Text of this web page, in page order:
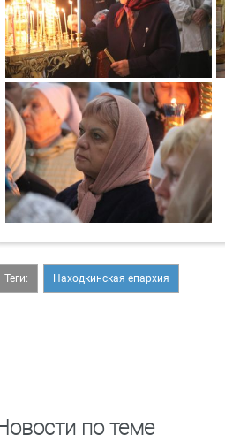
Теги: Находкинская епархия
по теме